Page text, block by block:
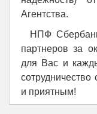
Агентства.
НПФ
партнеров за
для Вас и
и приятным!